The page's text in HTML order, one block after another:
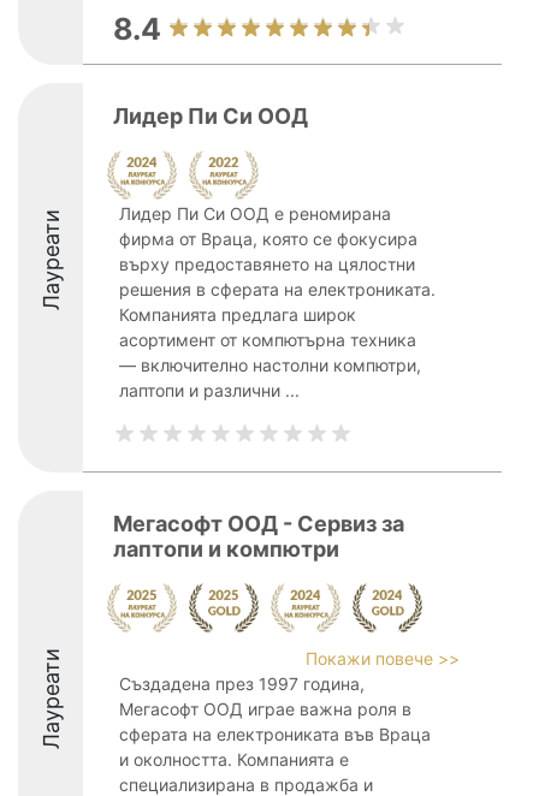
8.4
Лауреати
Лидер Пи Си ООД
Лидер Пи Си ООД е реномирана
фирма от Враца, която се фокусира
върху предоставянето на цялостни
решения в сферата на електрониката.
Компанията предлага широк
асортимент от компютърна техника
— включително настолни компютри,
лаптопи и различни ...
Лауреати
Мегасофт ООД - Сервиз за
лаптопи и компютри
Покажи повече >>
Създадена през 1997 година,
Мегасофт ООД играе важна роля в
сферата на електрониката във Враца
и околността. Компанията е
специализирана в продажба и